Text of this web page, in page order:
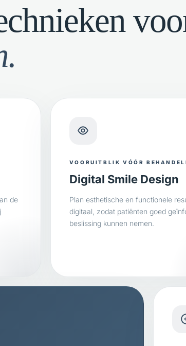
de
VOORUITBLIK VÓÓR
Digital Smile Design
Plan esthetische en functionele
digitaal, zodat patiënten goed
beslissing kunnen nemen.